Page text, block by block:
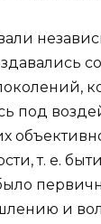
под
т. е.
и